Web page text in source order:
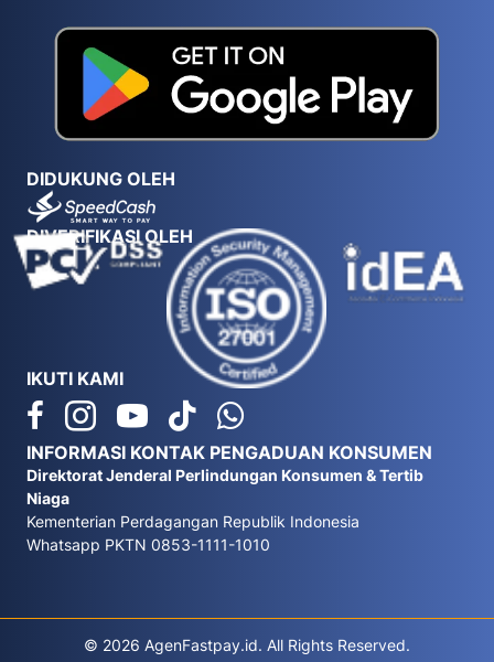
DIDUKUNG OLEH
DIVERIFIKASI OLEH
IKUTI KAMI
INFORMASI KONTAK PENGADUAN KONSUMEN
Direktorat Jenderal Perlindungan Konsumen & Tertib
Niaga
Kementerian Perdagangan Republik Indonesia
Whatsapp PKTN 0853-1111-1010
© 2026 AgenFastpay.id. All Rights Reserved.